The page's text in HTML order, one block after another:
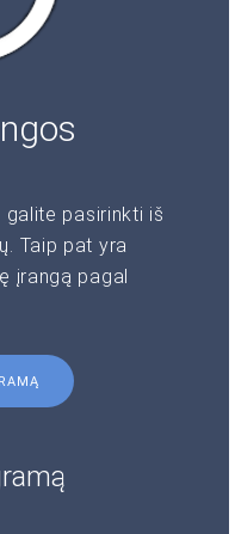
pasirinkti iš
Taip pat yra
įrangą pagal